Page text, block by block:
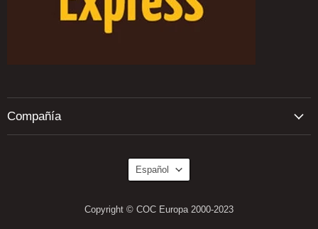
Compañía
Copyright © COC Europa 2000-2023
Idioma
Español